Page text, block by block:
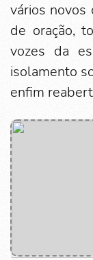
vários novos
de oração,
vozes da
isolamento
enfim